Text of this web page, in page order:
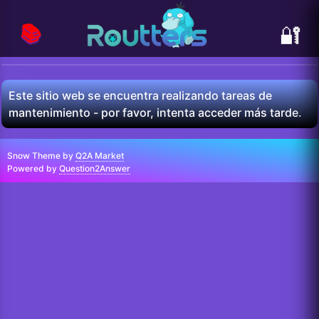
🔐
📚
Este sitio web se encuentra realizando tareas de
mantenimiento - por favor, intenta acceder más tarde.
Snow Theme by Q2A Market
Powered by Question2Answer